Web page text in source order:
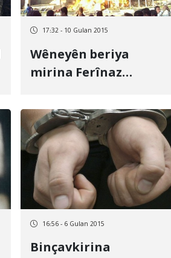
17:32 - 10 Gulan 2015
Wêneyên beriya
mirina Ferînaz
belavkirin
16:56 - 6 Gulan 2015
Binçavkirina